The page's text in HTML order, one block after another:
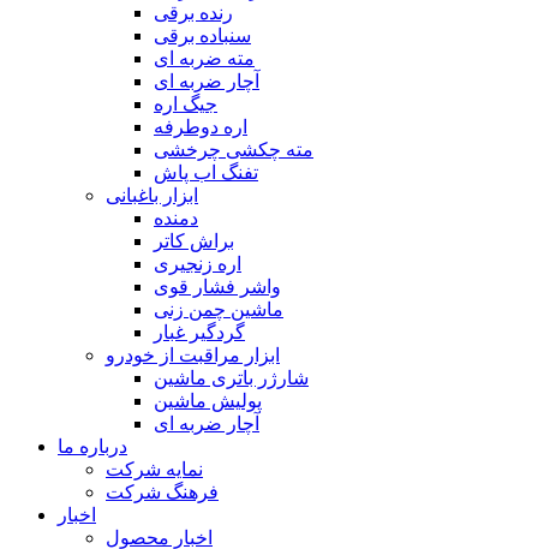
رنده برقی
سنباده برقی
مته ضربه ای
آچار ضربه ای
جیگ اره
اره دوطرفه
مته چکشی چرخشی
تفنگ اب پاش
ابزار باغبانی
دمنده
براش کاتر
اره زنجیری
واشر فشار قوی
ماشین چمن زنی
گردگیر غبار
ابزار مراقبت از خودرو
شارژر باتری ماشین
پولیش ماشین
آچار ضربه ای
درباره ما
نمایه شرکت
فرهنگ شرکت
اخبار
اخبار محصول